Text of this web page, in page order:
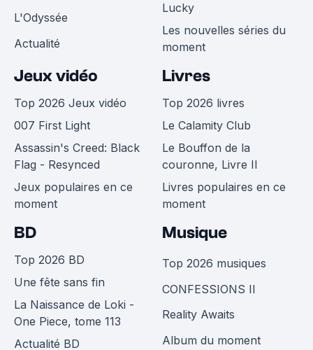
L'Odyssée
Actualité
Lucky
Les nouvelles séries du
moment
Jeux vidéo
Top 2026 Jeux vidéo
007 First Light
Assassin's Creed: Black
Flag - Resynced
Jeux populaires en ce
moment
Livres
Top 2026 livres
Le Calamity Club
Le Bouffon de la
couronne, Livre II
Livres populaires en ce
moment
BD
Top 2026 BD
Une fête sans fin
La Naissance de Loki -
One Piece, tome 113
Actualité BD
Musique
Top 2026 musiques
CONFESSIONS II
Reality Awaits
Album du moment